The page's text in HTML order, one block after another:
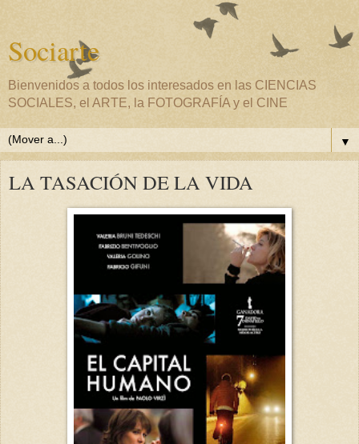
Sociarte
Bienvenidos a todos los interesados en las CIENCIAS
SOCIALES, el ARTE, la FOTOGRAFÍA y el CINE
▼
LA TASACIÓN DE LA VIDA